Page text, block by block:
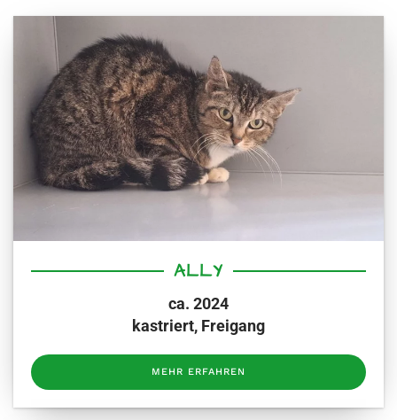
ALLY
ca. 2024
kastriert, Freigang
MEHR ERFAHREN